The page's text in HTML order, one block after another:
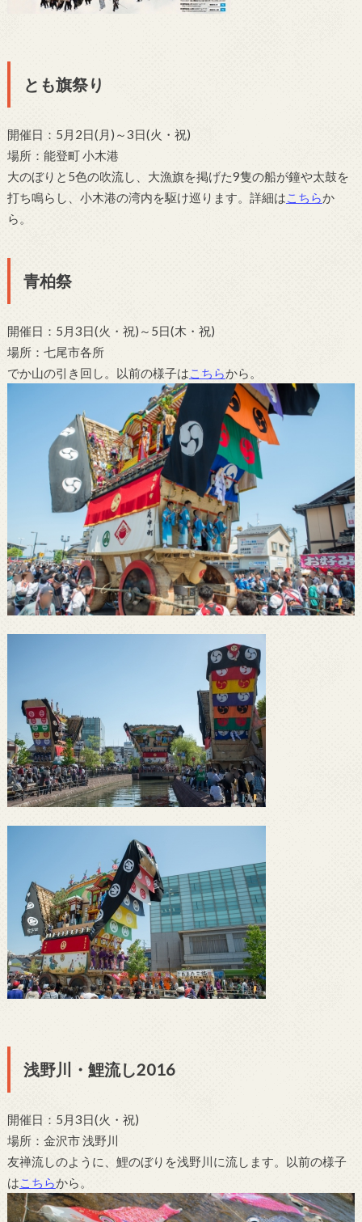
とも旗祭り
開催日：5月2日(月)～3日(火・祝)
場所：能登町 小木港
大のぼりと5色の吹流し、大漁旗を掲げた9隻の船が鐘や太鼓を
打ち鳴らし、小木港の湾内を駆け巡ります。詳細はこちらか
ら。
青柏祭
開催日：5月3日(火・祝)～5日(木・祝)
場所：七尾市各所
でか山の引き回し。以前の様子はこちらから。
浅野川・鯉流し2016
開催日：5月3日(火・祝)
場所：金沢市 浅野川
友禅流しのように、鯉のぼりを浅野川に流します。以前の様子
は こちらから。